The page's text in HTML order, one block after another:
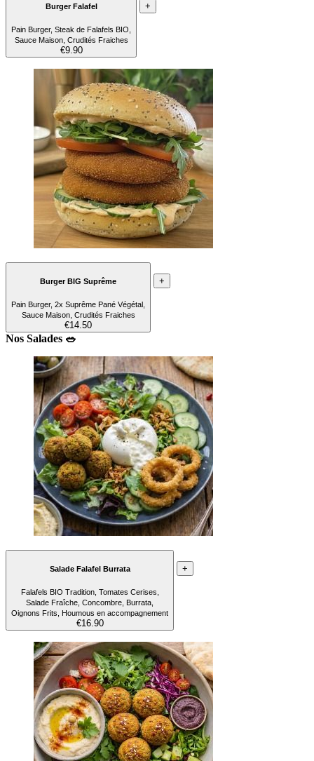
Burger Falafel
Pain Burger, Steak de Falafels BIO,
Sauce Maison, Crudités Fraiches
€9.90
+
Burger BIG Suprême
Pain Burger, 2x Suprême Pané Végétal,
Sauce Maison, Crudités Fraiches
€14.50
+
Nos Salades 🥗
Salade Falafel Burrata
Falafels BIO Tradition, Tomates Cerises,
Salade Fraîche, Concombre, Burrata,
Oignons Frits, Houmous en accompagnement
€16.90
+